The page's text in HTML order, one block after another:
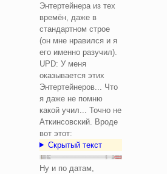
Энтертейнера из тех
времён, даже в
стандартном строе
(он мне нравился и я
его именно разучил).
UPD: У меня
оказывается этих
Энтертейнеров... Что
я даже не помню
какой учил... Точно не
Аткинсовский. Вроде
вот этот:
Скрытый текст
Ну и по датам,